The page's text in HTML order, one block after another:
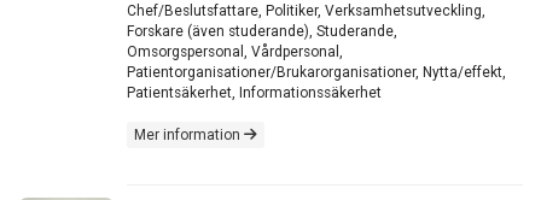
Chef/Beslutsfattare, Politiker, Verksamhetsutveckling,
Forskare (även studerande), Studerande,
Omsorgspersonal, Vårdpersonal,
Patientorganisationer/Brukarorganisationer, Nytta/effekt,
Patientsäkerhet, Informationssäkerhet
Mer information